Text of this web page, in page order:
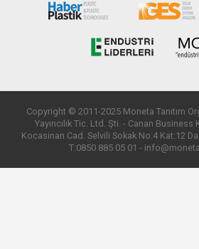
Copyright © 2011-2025 Moneta Tanıtım
Yayıncılık Tic. Ltd. Şti. - Canan
Kocasinan Cad. Selvili Sokak No:4 Kat:12
T:0850 885 05 01 -